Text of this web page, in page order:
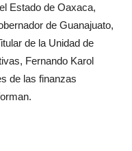
Estado de Oaxaca,
de Guanajuato,
de la Unidad de
Fernando Karol
de las finanzas